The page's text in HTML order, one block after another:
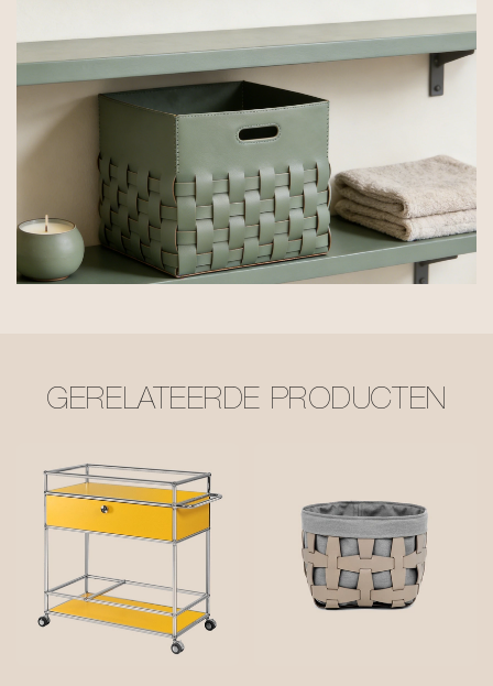
GERELATEERDE PRODUCTEN